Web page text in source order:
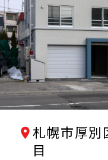
札幌市厚別
目